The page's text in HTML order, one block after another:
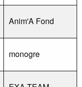
Anim'A Fond
monogre